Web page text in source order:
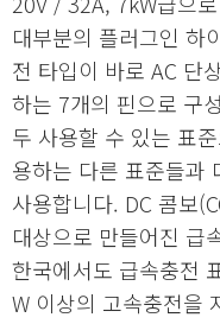
대부분의 플러그인 하
전 타입이 바로 AC 단
하는 7개의 핀으로 구
두 사용할 수 있는 표
용하는 다른 표준들과
사용합니다. DC 콤보
대상으로 만들어진 급
한국에서도 급속충전
W 이상의 고속충전을